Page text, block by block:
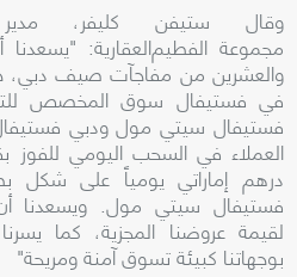
وقال ستيفن كليفر،
مجموعة الفطيمالعقارية: "يسعدنا
والعشرين من مفاجآت صيف دبي،
في فستيفال سوق المخصص
فستيفال سيتي مول ودبي
درهم إماراتي يومياً على شكل
فستيفال سيتي مول. ويسعدنا
لقيمة عروضنا المجزية، كما
بوجهاتنا كبيئة تسوق آمنة ومريحة"